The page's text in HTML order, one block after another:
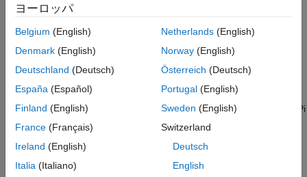
File System and Shell Operations
Custom Data Communication
Custom Device Driver Blocks
Program Raspberry Pi Using MATLAB
Program Raspberry Pi Using Simulink
Program Raspberry Pi Remotely Using
MATLAB Online
Troubleshooting
Connect Raspberry Pi hardware to external devices using
communication peripherals
Sensors
Raspberry Pi hardware
Multimedia
Capture and process audio, images, and videos on Raspberry Pi
hardware
PWM and Servo Control
Raspberry Pi hardware
ヨーロッパ
Belgium (English)
Denmark (English)
Deutschland (Deutsch)
España (Español)
Finland (English)
France (Français)
Ireland (English)
Italia (Italiano)
Netherlands(English)
Norway(English)
Österreich (Deutsch)
Portugal(English)
Sweden (English)
Switzerland
Deutsch
English